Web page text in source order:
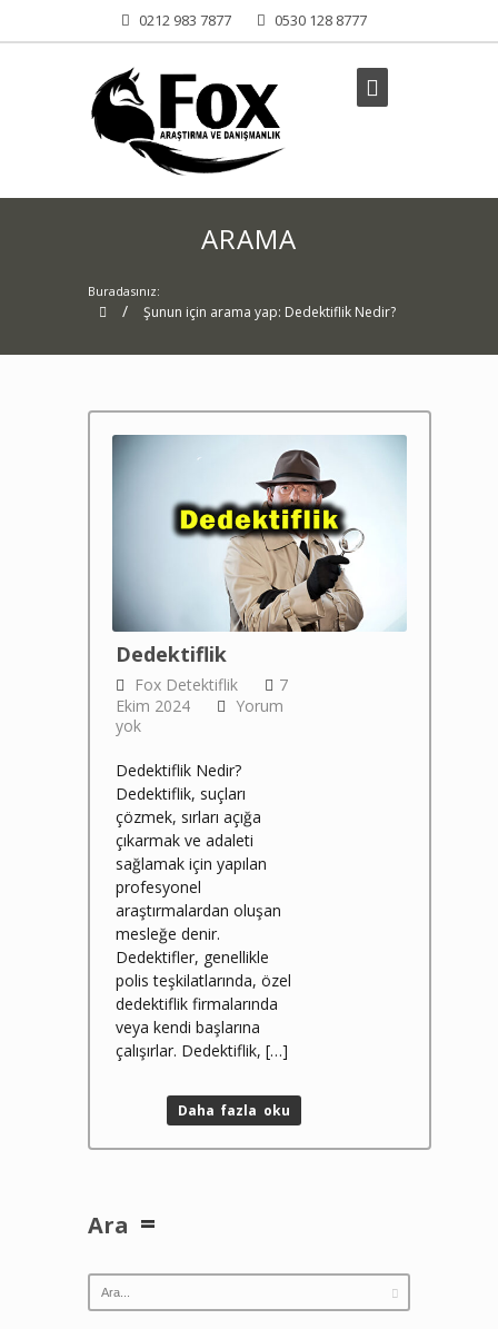
0212 983 7877 0530 128 8777
ARAMA
Buradasınız:
/ Şunun için arama yap: Dedektiflik Nedir?
Dedektiflik
Fox Detektiflik
7
Ekim 2024
Yorum
yok
Dedektiflik Nedir?
Dedektiflik, suçları
çözmek, sırları açığa
çıkarmak ve adaleti
sağlamak için yapılan
profesyonel
araştırmalardan oluşan
mesleğe denir.
Dedektifler, genellikle
polis teşkilatlarında, özel
dedektiflik firmalarında
veya kendi başlarına
çalışırlar. Dedektiflik, […]
Daha fazla oku
Ara